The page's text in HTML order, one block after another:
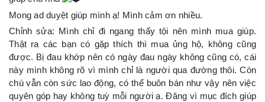
Mong ad duyệt giúp mình ạ! Mình cảm ơn nhiều.
Chỉnh sửa: Mình chỉ đi ngang thấy tội nên mình mua giúp.
Thật ra các bạn có gặp thích thì mua ủng hộ, không cũng
được. Bị đau khớp nên có ngày đau ngày không cũng có, cái
này mình không rõ vì mình chỉ là người qua đường thôi. Còn
chú vẫn còn sức lao động, có thể buôn bán như vậy nên việc
quyên góp hay không tuỳ mỗi người ạ. Đăng vì mục đích giúp